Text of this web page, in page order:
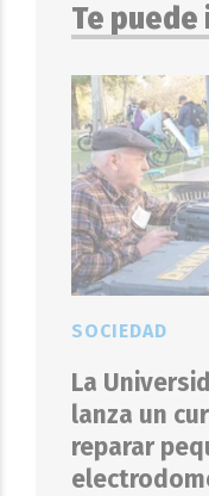
Te
La
lanza un
reparar
SOCIEDAD